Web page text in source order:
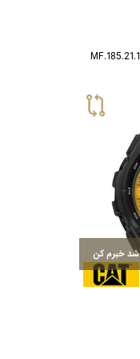
خبرم کن